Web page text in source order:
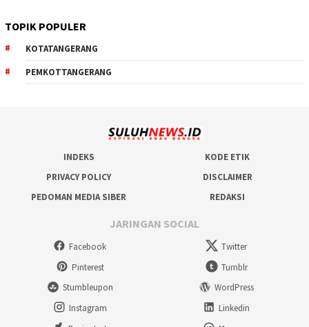
TOPIK POPULER
KOTATANGERANG
PEMKOTTANGERANG
INDEKS
KODE ETIK
PRIVACY POLICY
DISCLAIMER
PEDOMAN MEDIA SIBER
REDAKSI
JARINGAN SOCIAL
Facebook
Twitter
Pinterest
Tumblr
Stumbleupon
WordPress
Instagram
Linkedin